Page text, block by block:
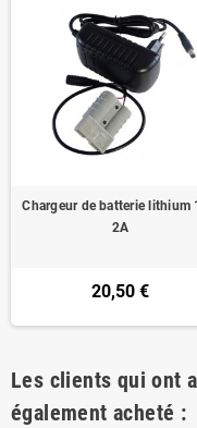
Chargeur de batterie lithium
2A
20,50 €
Les clients qui ont
également acheté :